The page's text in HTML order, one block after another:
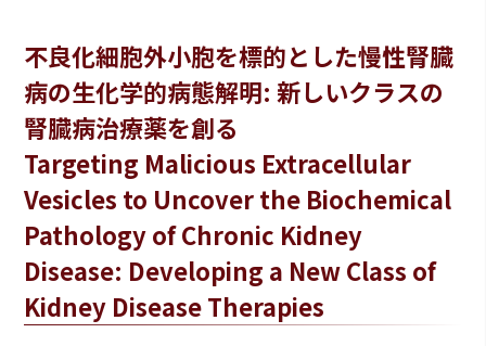
不良化細胞外小胞を標的とした慢性腎臓
病の生化学的病態解明: 新しいクラスの
腎臓病治療薬を創る
Targeting Malicious Extracellular
Vesicles to Uncover the Biochemical
Pathology of Chronic Kidney
Disease: Developing a New Class of
Kidney Disease Therapies